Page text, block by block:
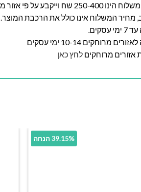
שח וייקבע על פי אזור מגוריכם.
מחיר המשלוח אינו כולל את הרכבת המוצר.
מרוחקים 10-14 ימי עסקים
אזורים מרוחקים לחץ כאן
39.15% הנחה